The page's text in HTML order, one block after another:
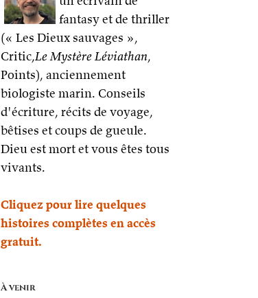
fantasy et de thriller
(« Les Dieux sauvages »,
Critic,Le Mystère Léviathan,
Points), anciennement
biologiste marin. Conseils
d'écriture, récits de voyage,
bêtises et coups de gueule.
Dieu est mort et vous êtes tous
vivants.
Cliquez pour lire quelques
histoires complètes en accès
gratuit.
À venir